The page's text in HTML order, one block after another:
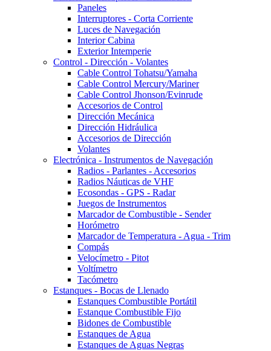
Paneles
Interruptores - Corta Corriente
Luces de Navegación
Interior Cabina
Exterior Intemperie
Control - Dirección - Volantes
Cable Control Tohatsu/Yamaha
Cable Control Mercury/Mariner
Cable Control Jhonson/Evinrude
Accesorios de Control
Dirección Mecánica
Dirección Hidráulica
Accesorios de Dirección
Volantes
Electrónica - Instrumentos de Navegación
Radios - Parlantes - Accesorios
Radios Náuticas de VHF
Ecosondas - GPS - Radar
Juegos de Instrumentos
Marcador de Combustible - Sender
Horómetro
Marcador de Temperatura - Agua - Trim
Compás
Velocímetro - Pitot
Voltímetro
Tacómetro
Estanques - Bocas de Llenado
Estanques Combustible Portátil
Estanque Combustible Fijo
Bidones de Combustible
Estanques de Agua
Estanques de Aguas Negras